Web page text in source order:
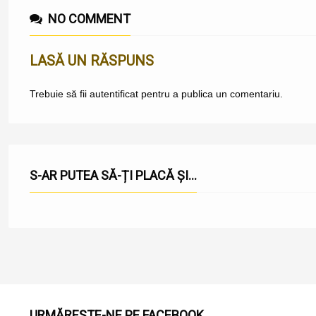
NO COMMENT
LASĂ UN RĂSPUNS
Trebuie să fii autentificat pentru a publica un comentariu.
S-AR PUTEA SĂ-ȚI PLACĂ ȘI...